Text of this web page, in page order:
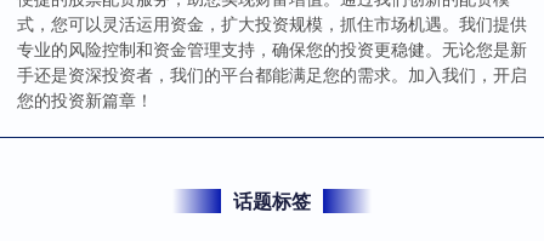
式，您可以灵活运用资金，扩大投资规模，抓住市场机遇。我们提供
专业的风险控制和资金管理支持，确保您的投资更稳健。无论您是新
手还是资深投资者，我们的平台都能满足您的需求。加入我们，开启
您的投资新篇章！
话题标签